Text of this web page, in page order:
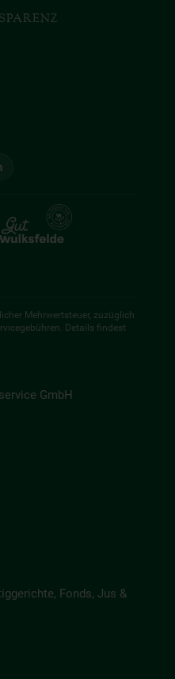
Mehrwertsteuer, zuzüglich
Details findest
GmbH
Fonds, Jus &